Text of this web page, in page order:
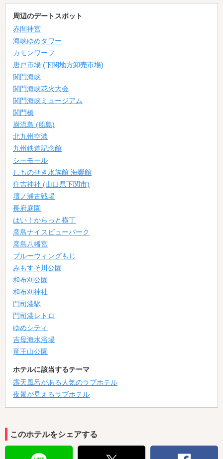
周辺のデートスポット
赤間神宮
海峡ゆめタワー
カモンワーフ
唐戸市場 (下関地方卸売市場)
関門海峡
関門海峡花火大会
関門海峡ミュージアム
関門橋
巌流島 (船島)
北九州空港
九州鉄道記念館
シーモール
しものせき水族館 海響館
住吉神社 (山口県下関市)
壇ノ浦古戦場
長府庭園
はい！からっと横丁
彦島ナイスビューパーク
彦島八幡宮
ブルーウィングもじ
みもすそ川公園
和布刈公園
和布刈神社
門司港駅
門司港レトロ
ゆめシティ
吉母海水浴場
竜王山公園
ホテルに該当するテーマ
露天風呂がある人気のラブホテル
夜景が見えるラブホテル
このホテルをシェアする